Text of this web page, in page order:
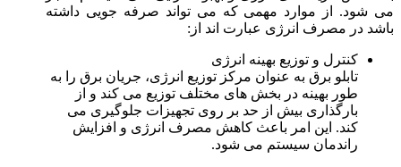
می شود. از موارد مهمی که می تواند صرفه جویی داشته
باشد در مصرف انرژی عبارت اند از:
کنترل و توزیع بهینه انرژی
تابلو برق به عنوان مرکز توزیع انرژی، جریان برق را به
طور بهینه در بخش های مختلف توزیع می کند و از
بارگذاری بیش از حد بر روی تجهیزات جلوگیری می
کند. این امر باعث کاهش مصرف انرژی و افزایش
راندمان سیستم می شود.